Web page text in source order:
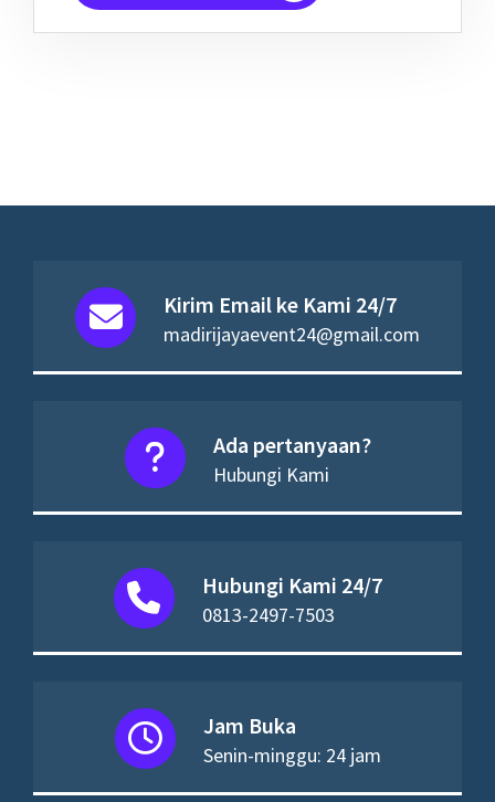
Kirim Email ke Kami 24/7
madirijayaevent24@gmail.com
Ada pertanyaan?
Hubungi Kami
Hubungi Kami 24/7
0813-2497-7503
Jam Buka
Senin-minggu: 24 jam